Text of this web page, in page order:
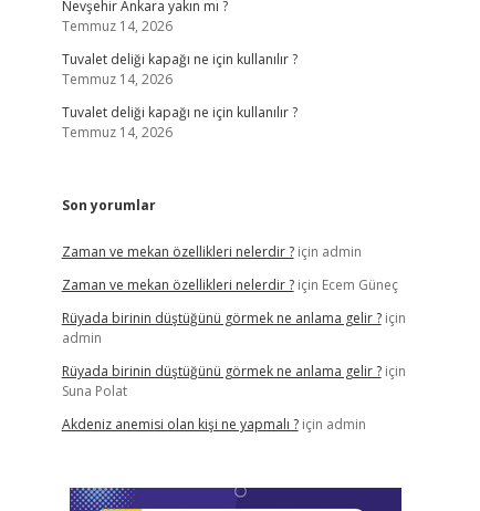
Nevşehir Ankara yakın mı ?
Temmuz 14, 2026
Tuvalet deliği kapağı ne için kullanılır ?
Temmuz 14, 2026
Tuvalet deliği kapağı ne için kullanılır ?
Temmuz 14, 2026
Son yorumlar
Zaman ve mekan özellikleri nelerdir ?için admin
Zaman ve mekan özellikleri nelerdir ?için Ecem Güneç
Rüyada birinin düştüğünü görmek ne anlama gelir ?için
admin
Rüyada birinin düştüğünü görmek ne anlama gelir ?için
Suna Polat
Akdeniz anemisi olan kişi ne yapmalı ?için admin